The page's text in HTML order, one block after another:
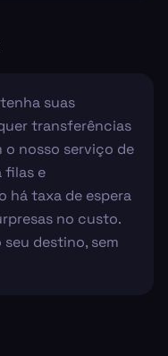
suas
transferências
o nosso serviço de
filas e
há taxa de espera
no custo.
destino, sem